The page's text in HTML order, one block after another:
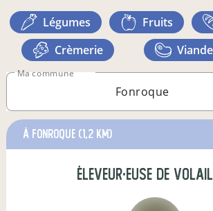
légumes fruits
crèmerie
viande
Ma commune
à fonroque (1,2 km)
éleveur·euse de